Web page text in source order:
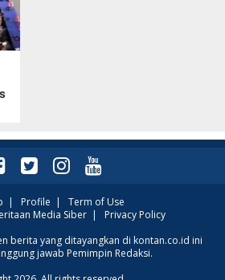
| Profile | Term of Use
Media Siber| Privacy Policy
berita yang ditayangkan di kontan.co.id ini
jawab Pemimpin Redaksi.